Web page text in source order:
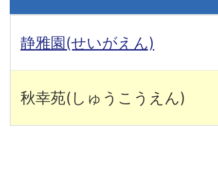
静雅園(せいがえん)
秋幸苑(しゅうこうえん)